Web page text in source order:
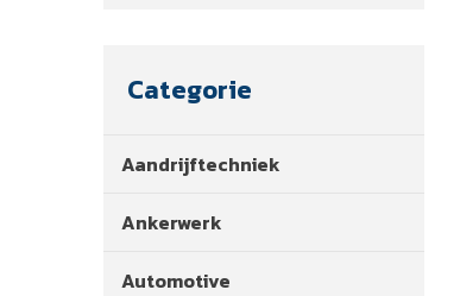
Categorie
Aandrijftechniek
Ankerwerk
Automotive